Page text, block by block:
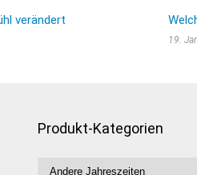
verändert
19.
Produkt-Kategorien